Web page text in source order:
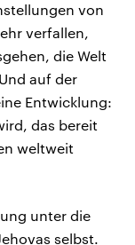
von
verfallen,
die Welt
auf der
Entwicklung:
das bereit
weltweit
unter die
selbst.